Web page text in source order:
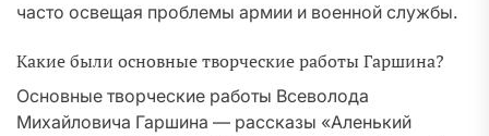
часто освещая проблемы армии и военной службы.
Какие были основные творческие работы Гаршина?
Основные творческие работы Всеволода
Михайловича Гаршина — рассказы «Аленький